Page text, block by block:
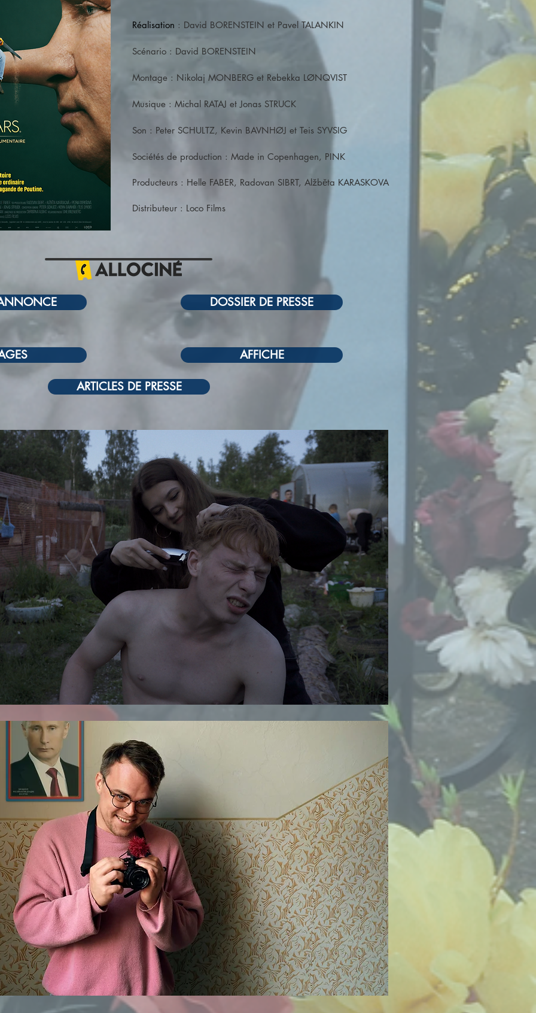
Réalisation : David BORENSTEIN et Pavel TALANKIN
Scénario : David BORENSTEIN
Montage : Nikolaj MONBERG et Rebekka LØNQVIST
Musique : Michal RATAJ et Jonas STRUCK
Son : Peter SCHULTZ, Kevin BAVNHØJ et Teis SYVSIG
Sociétés de production : Made in Copenhagen, PINK
Producteurs : Helle FABER, Radovan SIBRT, Alžběta KARASKOVA
Distributeur : Loco Films
DOSSIER DE PRESSE
AFFICHE
ARTICLES DE PRESSE